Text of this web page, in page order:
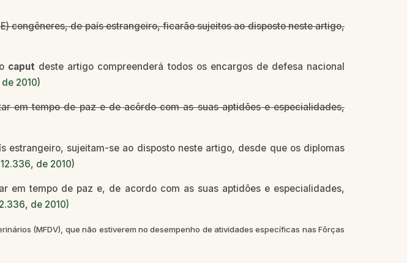
congêneres, de país estrangeiro, ficarão sujeitos ao disposto neste artigo,
caput deste artigo compreenderá todos os encargos de defesa nacional
2010)
em tempo de paz e de acôrdo com as suas aptidões e especialidades,
sujeitam-se ao disposto neste artigo, desde que os diplomas
de 2010)
em tempo de paz e, de acordo com as suas aptidões e especialidades,
de 2010)
(MFDV), que não estiverem no desempenho de atividades específicas nas Fôrças